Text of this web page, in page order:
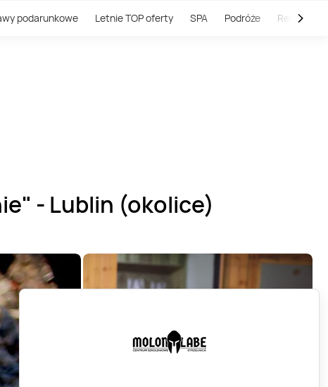
podarunkowe Letnie TOP oferty SPA Podróże
- Lublin (okolice)